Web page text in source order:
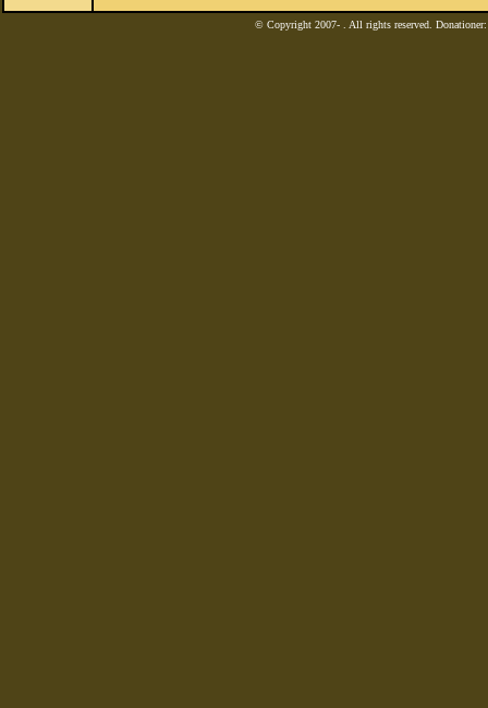
© Copyright 2007- . All rights reserved.